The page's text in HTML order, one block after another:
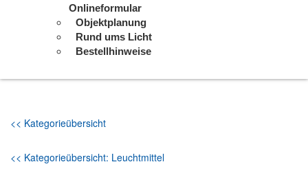
Onlineformular
Objektplanung
Rund ums Licht
Bestellhinweise
<< Kategorieübersicht
<< Kategorieübersicht: Leuchtmittel